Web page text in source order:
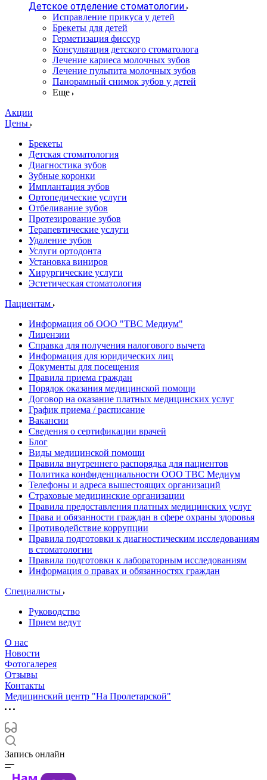
Детское отделение стоматологии
Исправление прикуса у детей
Брекеты для детей
Герметизация фиссур
Консультация детского стоматолога
Лечение кариеса молочных зубов
Лечение пульпита молочных зубов
Панорамный снимок зубов у детей
Еще
Акции
Цены
Брекеты
Детская стоматология
Диагностика зубов
Зубные коронки
Имплантация зубов
Ортопедические услуги
Отбеливание зубов
Протезирование зубов
Терапевтические услуги
Удаление зубов
Услуги ортодонта
Установка виниров
Хирургические услуги
Эстетическая стоматология
Пациентам
Информация об ООО "ТВС Медиум"
Лицензии
Справка для получения налогового вычета
Информация для юридических лиц
Документы для посещения
Правила приема граждан
Порядок оказания медицинской помощи
Договор на оказание платных медицинских услуг
График приема / расписание
Вакансии
Сведения о сертификации врачей
Блог
Виды медицинской помощи
Правила внутреннего распорядка для пациентов
Политика конфиденциальности ООО ТВС Медиум
Телефоны и адреса вышестоящих организаций
Страховые медицинские организации
Правила предоставления платных медицинских услуг
Права и обязанности граждан в сфере охраны здоровья
Противодействие коррупции
Правила подготовки к диагностическим исследованиям
в стоматологии
Правила подготовки к лабораторным исследованиям
Информация о правах и обязанностях граждан
Специалисты
Руководство
Прием ведут
О нас
Новости
Фотогалерея
Отзывы
Контакты
Медицинский центр "На Пролетарской"
Запись онлайн